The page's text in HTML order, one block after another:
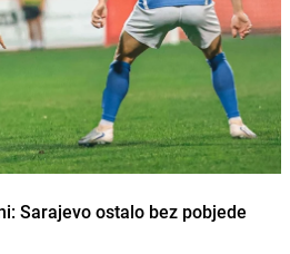
Sarajevo ostalo bez pobjede